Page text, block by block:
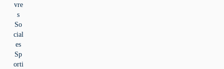
vre
s
So
cial
es
Sp
orti